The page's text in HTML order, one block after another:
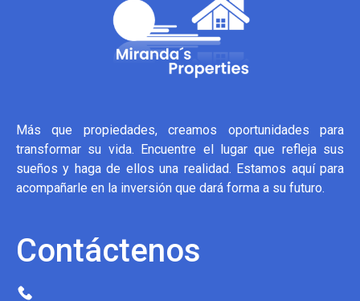
Más que propiedades, creamos oportunidades para
transformar su vida. Encuentre el lugar que refleja sus
sueños y haga de ellos una realidad. Estamos aquí para
acompañarle en la inversión que dará forma a su futuro.
Contáctenos